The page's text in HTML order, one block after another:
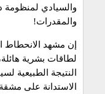
والسيادي لمنظومة
والمقدرات!
إن مشهد الانحطاط
لطاقات بشرية
النتيجة الطبيعية
الاستدانة على